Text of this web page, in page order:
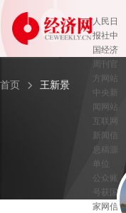
人民日
报社中
国经济
周刊官
方网站
中央新
闻网站
互联网
新闻信
息稿源
单位
公众账
号获国
家网信
首页 王新景